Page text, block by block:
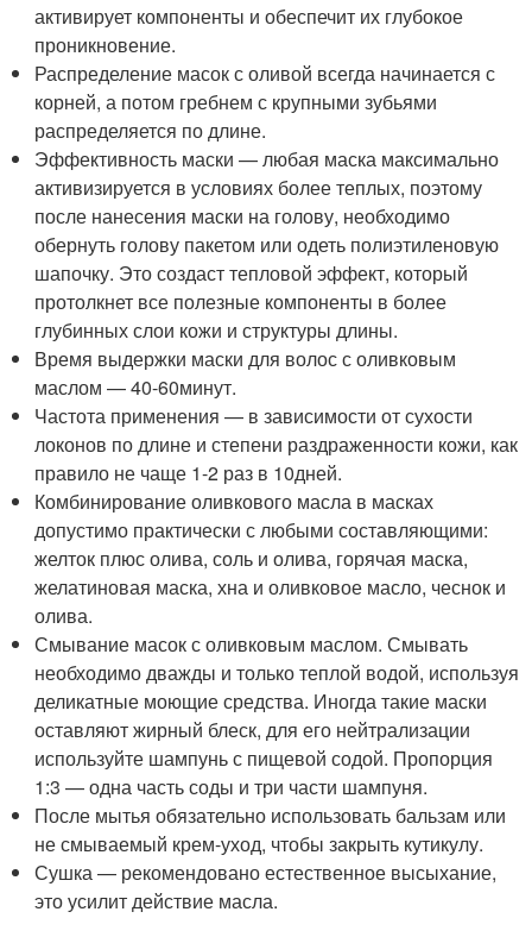
активирует компоненты и обеспечит их глубокое
проникновение.
Распределение масок с оливой всегда начинается с
корней, а потом гребнем с крупными зубьями
распределяется по длине.
Эффективность маски — любая маска максимально
активизируется в условиях более теплых, поэтому
после нанесения маски на голову, необходимо
обернуть голову пакетом или одеть полиэтиленовую
шапочку. Это создаст тепловой эффект, который
протолкнет все полезные компоненты в более
глубинных слои кожи и структуры длины.
Время выдержки маски для волос с оливковым
маслом — 40-60минут.
Частота применения — в зависимости от сухости
локонов по длине и степени раздраженности кожи, как
правило не чаще 1-2 раз в 10дней.
Комбинирование оливкового масла в масках
допустимо практически с любыми составляющими:
желток плюс олива, соль и олива, горячая маска,
желатиновая маска, хна и оливковое масло, чеснок и
олива.
Смывание масок с оливковым маслом. Смывать
необходимо дважды и только теплой водой, используя
деликатные моющие средства. Иногда такие маски
оставляют жирный блеск, для его нейтрализации
используйте шампунь с пищевой содой. Пропорция
1:3 — одна часть соды и три части шампуня.
После мытья обязательно использовать бальзам или
не смываемый крем-уход, чтобы закрыть кутикулу.
Сушка — рекомендовано естественное высыхание,
это усилит действие масла.